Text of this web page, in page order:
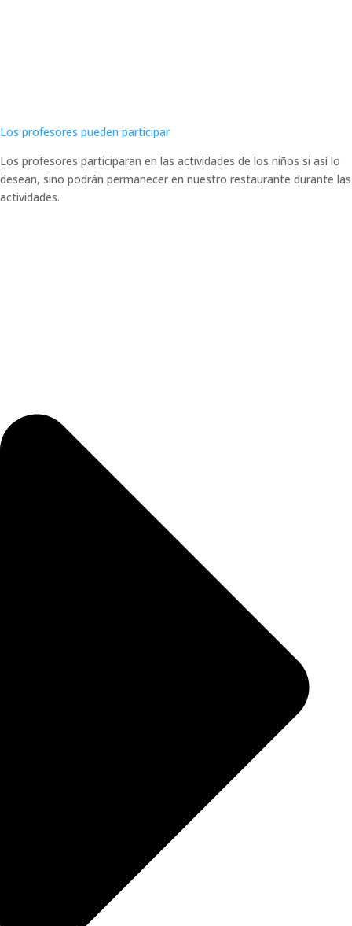
Los profesores pueden participar
Los profesores participaran en las actividades de los niños si así lo
desean, sino podrán permanecer en nuestro restaurante durante las
actividades.